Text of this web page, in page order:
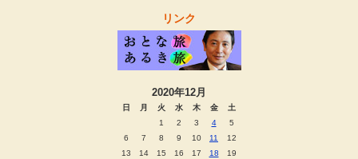
リンク
2020年12月
日 月 火 水 木 金
土
1
2 3 4
5
6
7 8 9 10 11
12
13
14 15 16 17 18
19